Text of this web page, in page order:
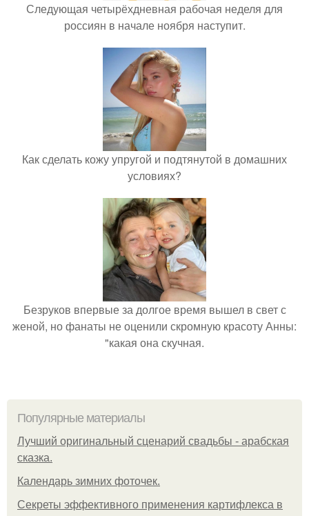
Следующая четырёхдневная рабочая неделя для
россиян в начале ноября наступит.
Как сделать кожу упругой и подтянутой в домашних
условиях?
Безруков впервые за долгое время вышел в свет с
женой, но фанаты не оценили скромную красоту Анны:
"какая она скучная.
Популярные материалы
Лучший оригинальный сценарий свадьбы - арабская
сказка.
Календарь зимних фоточек.
Секреты эффективного применения картифлекса в